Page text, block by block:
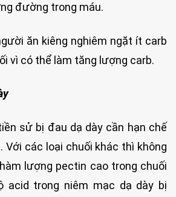
đường trong máu.
ăn kiêng nghiêm ngặt ít carb
vì có thể làm tăng lượng carb.
sử bị đau dạ dày cần hạn chế
Với các loại chuối khác thì không
lượng pectin cao trong chuối
acid trong niêm mạc dạ dày bị